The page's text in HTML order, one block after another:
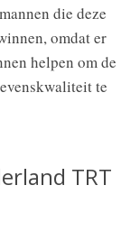
die deze
omdat er
helpen om de
te
TRT